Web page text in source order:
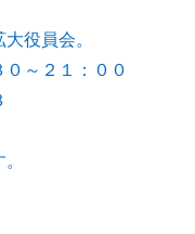
役員会。
～２１：００